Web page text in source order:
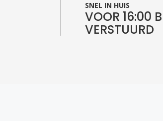
SNEL IN HUIS
VOOR 16:00
VERSTUURD